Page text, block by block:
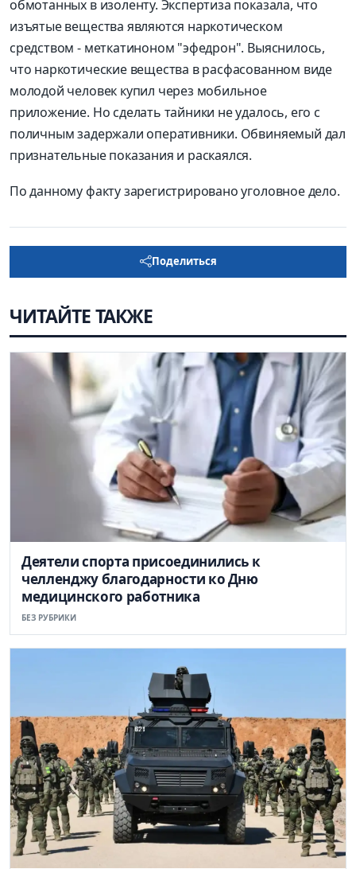
обмотанных в изоленту. Экспертиза показала, что
изъятые вещества являются наркотическом
средством - меткатиноном "эфедрон". Выяснилось,
что наркотические вещества в расфасованном виде
молодой человек купил через мобильное
приложение. Но сделать тайники не удалось, его с
поличным задержали оперативники. Обвиняемый дал
признательные показания и раскаялся.
По данному факту зарегистрировано уголовное дело.
Поделиться
ЧИТАЙТЕ ТАКЖЕ
Деятели спорта присоединились к
челленджу благодарности ко Дню
медицинского работника
БЕЗ РУБРИКИ